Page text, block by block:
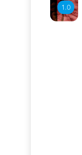
1.0